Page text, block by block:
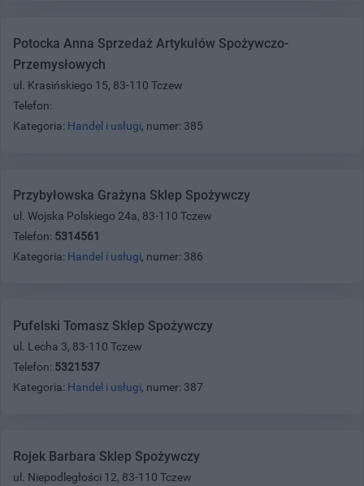
Potocka Anna Sprzedaż Artykułów Spożywczo-
Przemysłowych
ul. Krasińskiego 15, 83-110 Tczew
Telefon:
Kategoria: Handel i usługi, numer: 385
Przybyłowska Grażyna Sklep Spożywczy
ul. Wojska Polskiego 24a, 83-110 Tczew
Telefon: 5314561
Kategoria: Handel i usługi, numer: 386
Pufelski Tomasz Sklep Spożywczy
ul. Lecha 3, 83-110 Tczew
Telefon: 5321537
Kategoria: Handel i usługi, numer: 387
Rojek Barbara Sklep Spożywczy
ul. Niepodległości 12, 83-110 Tczew